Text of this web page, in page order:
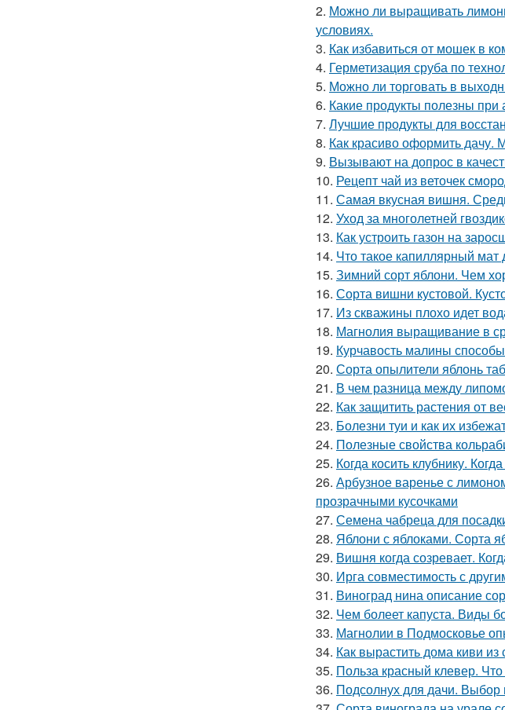
2. Можно ли выращивать
условиях.
3. Как избавиться от мошек в
4. Герметизация сруба по
5. Можно ли торговать в
6. Какие продукты полезны при
7. Лучшие продукты для
8. Как красиво оформить
9. Вызывают на допрос в
10. Рецепт чай из веточек
11. Самая вкусная вишня.
12. Уход за многолетней
13. Как устроить газон на
14. Что такое капиллярный мат
15. Зимний сорт яблони. Чем
16. Сорта вишни кустовой.
17. Из скважины плохо идет
18. Магнолия выращивание в
19. Курчавость малины
20. Сорта опылители яблонь
21. В чем разница между
22. Как защитить растения от
23. Болезни туи и как их
24. Полезные свойства
25. Когда косить клубнику.
26. Арбузное варенье с
прозрачными кусочками
27. Семена чабреца для
28. Яблони с яблоками. Сорта
29. Вишня когда созревает.
30. Ирга совместимость с
31. Виноград нина описание
32. Чем болеет капуста. Виды
33. Магнолии в Подмосковье
34. Как вырастить дома киви
35. Польза красный клевер.
36. Подсолнух для дачи. Выбор